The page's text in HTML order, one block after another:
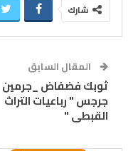
شارك
المقال السابق
ثوبك فضفاض _جرمين
جرجس " رباعيات التراث
القبطى "